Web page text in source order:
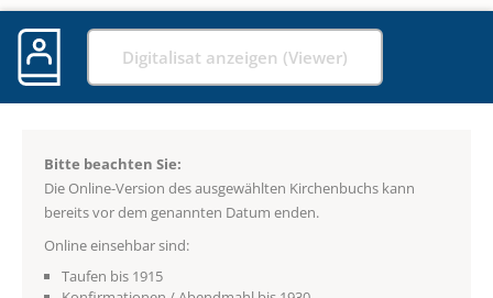
Digitalisat anzeigen (Viewer)
Bitte beachten Sie:
Die Online-Version des ausgewählten Kirchenbuchs kann
bereits vor dem genannten Datum enden.
Online einsehbar sind:
Taufen bis 1915